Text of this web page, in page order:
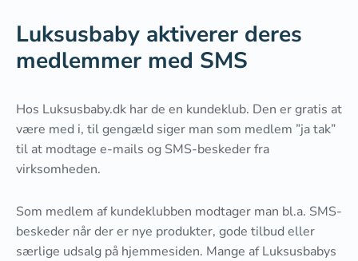
Luksusbaby aktiverer deres
medlemmer med SMS
Hos Luksusbaby.dk har de en kundeklub. Den er gratis at
være med i, til gengæld siger man som medlem ”ja tak”
til at modtage e-mails og SMS-beskeder fra
virksomheden.
Som medlem af kundeklubben modtager man bl.a. SMS-
beskeder når der er nye produkter, gode tilbud eller
særlige udsalg på hjemmesiden. Mange af Luksusbabys